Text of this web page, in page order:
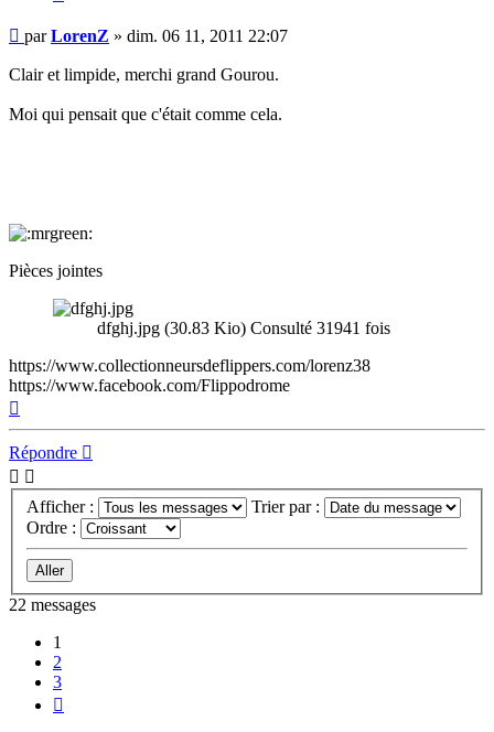
Message
parLorenZ » dim. 06 11, 2011 22:07
Clair et limpide, merchi grand Gourou.
Moi qui pensait que c'était comme cela.
Pièces jointes
dfghj.jpg (30.83 Kio) Consulté 31941 fois
https://www.collectionneursdeflippers.com/lorenz38
https://www.facebook.com/Flippodrome
Répondre
Afficher :
Trier par :
Ordre :
22 messages
1
2
3